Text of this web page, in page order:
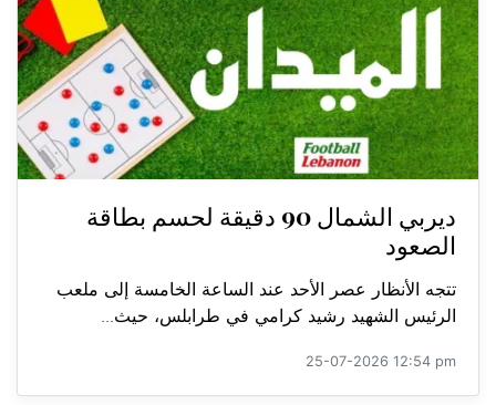
ديربي الشمال 90 دقيقة لحسم بطاقة
الصعود
تتجه الأنظار عصر الأحد عند الساعة الخامسة إلى ملعب
الرئيس الشهيد رشيد كرامي في طرابلس، حيث...
25-07-2026 12:54 pm